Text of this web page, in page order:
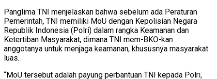
Panglima TNI menjelaskan bahwa sebelum ada Peraturan
Pemerintah, TNI memiliki MoU dengan Kepolisian Negara
Republik Indonesia (Polri) dalam rangka Keamanan dan
Ketertiban Masyarakat, dimana TNI mem-BKO-kan
anggotanya untuk menjaga keamanan, khususnya masyarakat
luas.
“MoU tersebut adalah payung perbantuan TNI kepada Polri,